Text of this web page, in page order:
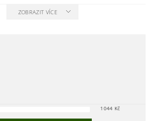
ZOBRAZIT VÍCE
1044 Kč